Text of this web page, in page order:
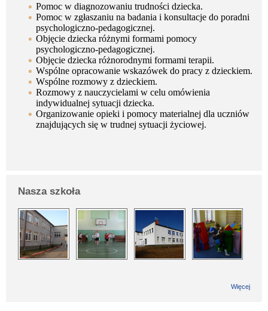
Pomoc w diagnozowaniu trudności dziecka.
Pomoc w zgłaszaniu na badania i konsultacje do poradni
psychologiczno-pedagogicznej.
Objęcie dziecka różnymi formami pomocy
psychologiczno-pedagogicznej.
Objęcie dziecka różnorodnymi formami terapii.
Wspólne opracowanie wskazówek do pracy z dzieckiem.
Wspólne rozmowy z dzieckiem.
Rozmowy z nauczycielami w celu omówienia
indywidualnej sytuacji dziecka.
Organizowanie opieki i pomocy materialnej dla uczniów
znajdujących się w trudnej sytuacji życiowej.
Nasza szkoła
Więcej